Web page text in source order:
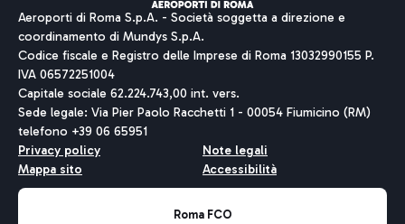
Aeroporti di Roma S.p.A. - Società soggetta a direzione e
coordinamento di Mundys S.p.A.
Codice fiscale e Registro delle Imprese di Roma 13032990155 P.
IVA 06572251004
Capitale sociale 62.224.743,00 int. vers.
Sede legale: Via Pier Paolo Racchetti 1 - 00054 Fiumicino (RM)
telefono +39 06 65951
Privacy policy
Note legali
Mappa sito
Accessibilità
Roma FCO